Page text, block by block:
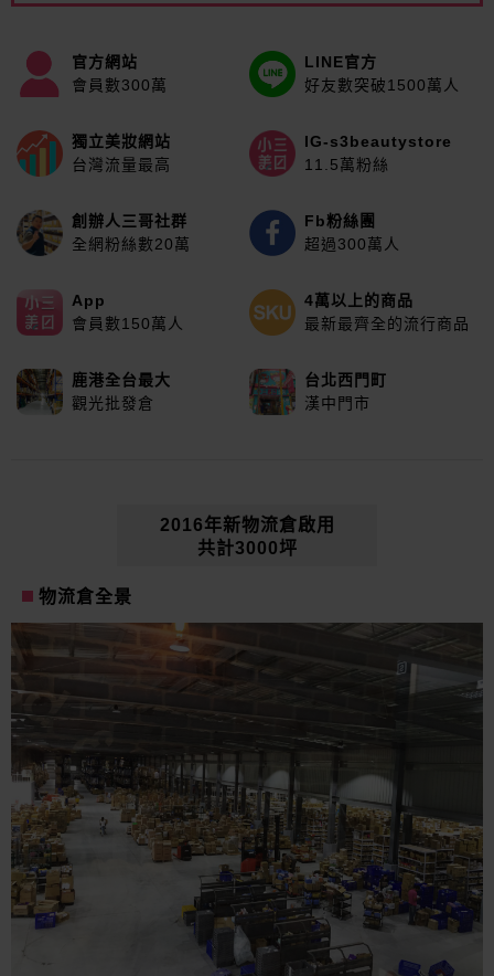
官方網站
會員數300萬
LINE官方
好友數突破1500萬人
獨立美妝網站
台灣流量最高
IG-s3beautystore
11.5萬粉絲
創辦人三哥社群
全網粉絲數20萬
Fb粉絲團
超過300萬人
App
會員數150萬人
4萬以上的商品
最新最齊全的流行商品
鹿港全台最大
觀光批發倉
台北西門町
漢中門市
2016年新物流倉啟用
共計3000坪
物流倉全景